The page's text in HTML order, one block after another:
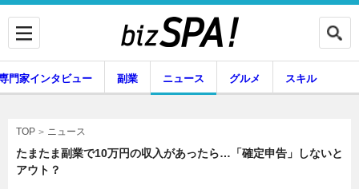
門家インタビュー 副業 ニュース グルメ スキル
TOP ニュース
たまたま副業で10万円の収入があったら…「確定申告」しないと
アウト？